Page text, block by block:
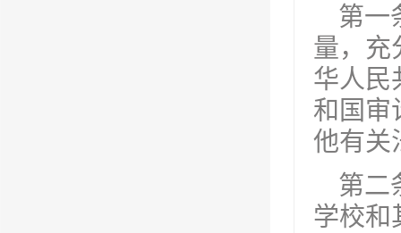
第一
量，充
华人民
和国审
他有关
第二
学校和